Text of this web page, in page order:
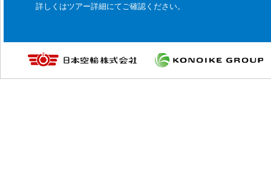
詳しくはツアー詳細にてご確認ください。